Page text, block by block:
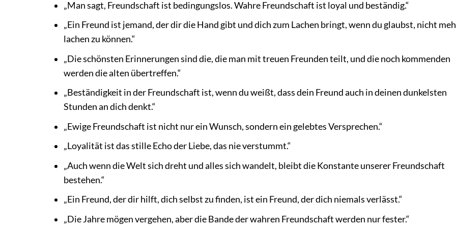
„Man sagt, Freundschaft ist bedingungslos. Wahre Freundschaft ist loyal und beständig.“
„Ein Freund ist jemand, der dir die Hand gibt und dich zum Lachen bringt, wenn du glaubst, nicht
lachen zu können.“
„Die schönsten Erinnerungen sind die, die man mit treuen Freunden teilt, und die noch kommenden
werden die alten übertreffen.“
„Beständigkeit in der Freundschaft ist, wenn du weißt, dass dein Freund auch in deinen dunkelsten
Stunden an dich denkt.“
„Ewige Freundschaft ist nicht nur ein Wunsch, sondern ein gelebtes Versprechen.“
„Loyalität ist das stille Echo der Liebe, das nie verstummt.“
„Auch wenn die Welt sich dreht und alles sich wandelt, bleibt die Konstante unserer Freundschaft
bestehen.“
„Ein Freund, der dir hilft, dich selbst zu finden, ist ein Freund, der dich niemals verlässt.“
„Die Jahre mögen vergehen, aber die Bande der wahren Freundschaft werden nur fester.“